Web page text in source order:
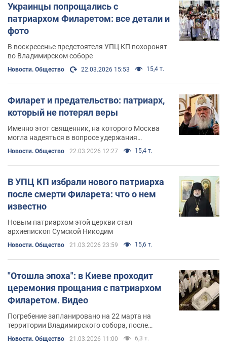
Украинцы попрощались с
патриархом Филаретом: все детали и
фото
В воскресенье предстоятеля УПЦ КП похоронят
во Владимирском соборе
Новости. Общество 22.03.2026 15:53 15,4 т.
Филарет и предательство: патриарх,
который не потерял веры
Именно этот священник, на которого Москва
могла надеяться в вопросе удержания
украинской Церкви в московском подчинении,
восстановил угнетенное и примосковленное
украинское православие
Новости. Общество 22.03.2026 12:27 15,4 т.
В УПЦ КП избрали нового патриарха
после смерти Филарета: что о нем
известно
Новым патриархом этой церкви стал
архиепископ Сумской Никодим
Новости. Общество 21.03.2026 23:59 15,6 т.
"Отошла эпоха": в Киеве проходит
церемония прощания с патриархом
Филаретом. Видео
Погребение запланировано на 22 марта на
территории Владимирского собора, после
Новости. Общество 21.03.2026 11:00 6,3 т.